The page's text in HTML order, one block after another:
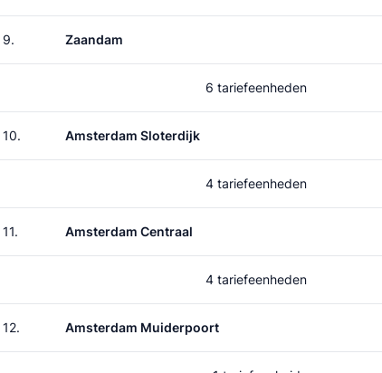
9. Zaandam
6 tariefeenheden
10. Amsterdam Sloterdijk
4 tariefeenheden
11. Amsterdam Centraal
4 tariefeenheden
12. Amsterdam Muiderpoort